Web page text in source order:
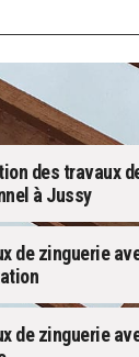
des travaux
à Jussy
de zinguerie
de zinguerie